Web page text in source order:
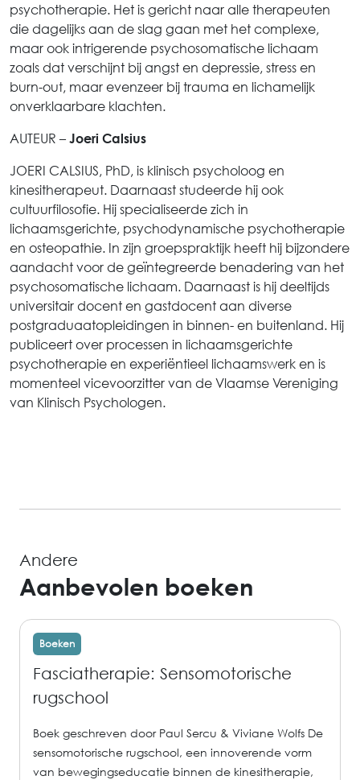
psychotherapie. Het is gericht naar alle therapeuten
die dagelijks aan de slag gaan met het complexe,
maar ook intrigerende psychosomatische lichaam
zoals dat verschijnt bij angst en depressie, stress en
burn-out, maar evenzeer bij trauma en lichamelijk
onverklaarbare klachten.
AUTEUR – Joeri Calsius
JOERI CALSIUS, PhD, is klinisch psycholoog en
kinesitherapeut. Daarnaast studeerde hij ook
cultuurfilosofie. Hij specialiseerde zich in
lichaamsgerichte, psychodynamische psychotherapie
en osteopathie. In zijn groepspraktijk heeft hij bijzondere
aandacht voor de geïntegreerde benadering van het
psychosomatische lichaam. Daarnaast is hij deeltijds
universitair docent en gastdocent aan diverse
postgraduaatopleidingen in binnen- en buitenland. Hij
publiceert over processen in lichaamsgerichte
psychotherapie en experiëntieel lichaamswerk en is
momenteel vicevoorzitter van de Vlaamse Vereniging
van Klinisch Psychologen.
Andere
Aanbevolen boeken
Boeken
Fasciatherapie: Sensomotorische
rugschool
Boek geschreven door Paul Sercu & Viviane Wolfs De
sensomotorische rugschool, een innoverende vorm
van bewegingseducatie binnen de kinesitherapie,